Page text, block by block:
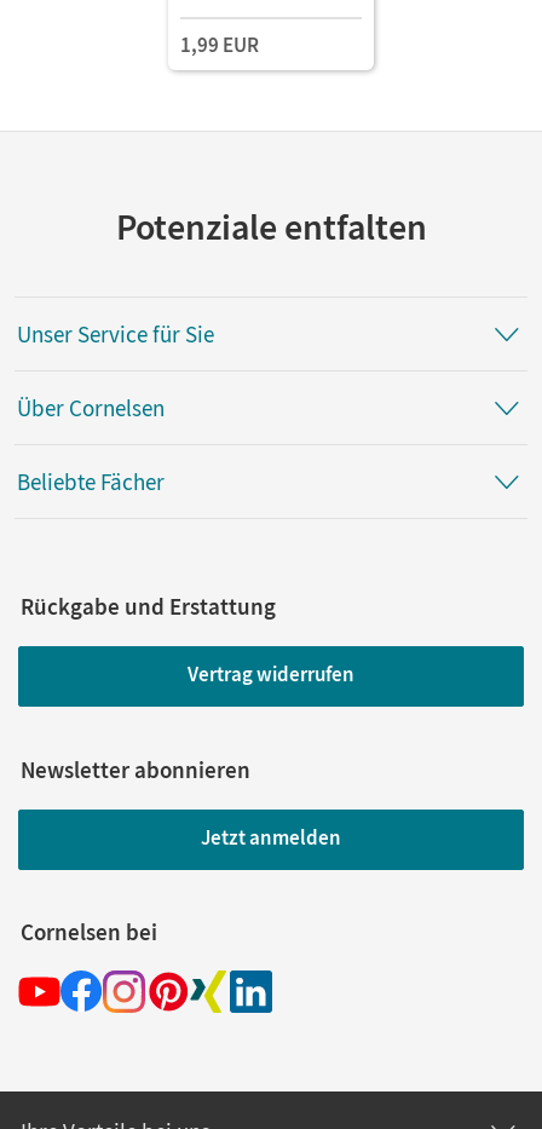
1,99 EUR
Potenziale entfalten
Unser Service für Sie
Über Cornelsen
Beliebte Fächer
Rückgabe und Erstattung
Vertrag widerrufen
Newsletter abonnieren
Jetzt anmelden
Cornelsen bei